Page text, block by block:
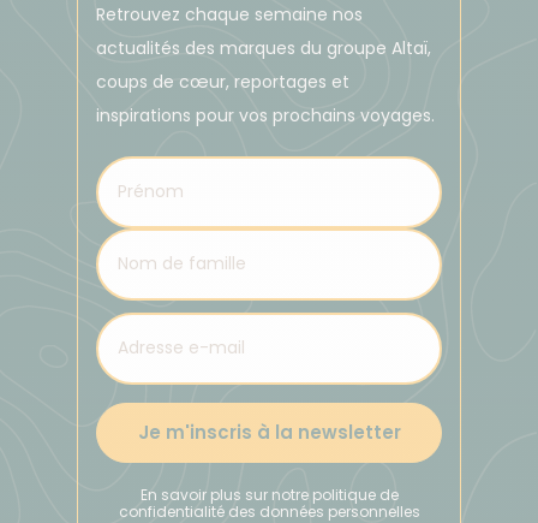
Retrouvez chaque semaine nos
actualités des marques du groupe Altaï,
coups de cœur, reportages et
inspirations pour vos prochains voyages.
Je m'inscris à la newsletter
En savoir plus sur notre politique de
confidentialité des données personnelles